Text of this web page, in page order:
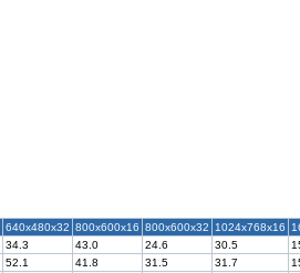
640x480x32 800x600x16 800x600x32 1024x768x16
34.3 43.0 24.6 30.5
52.1 41.8 31.5 31.7